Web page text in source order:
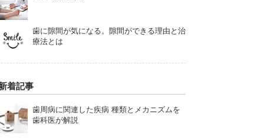
歯に隙間が気になる。隙間ができる理由と治
療法とは
着記事
歯周病に関連した疾病 種類とメカニズムを
歯科医が解説